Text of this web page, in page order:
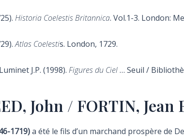
Historia Coelestis Britannica. Vol.1-3. London:
Atlas Coelestis. London, 1729.
J.P. (1998). Figures du Ciel… Seuil /
John / FORTIN, Jean
1719)a été le fils d’un marchand prospère de